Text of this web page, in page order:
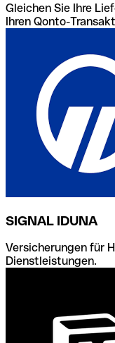
Gleichen Sie Ihre
Ihren Qonto-
SIGNAL IDUNA
Versicherungen für
Dienstleistungen.